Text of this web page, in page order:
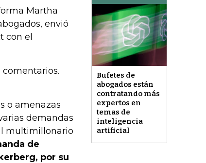
Bufetes de
abogados están
contratando más
expertos en
temas de
inteligencia
artificial
Martha
envió
con el
o amenazas
demandas
multimillonario
de
por su